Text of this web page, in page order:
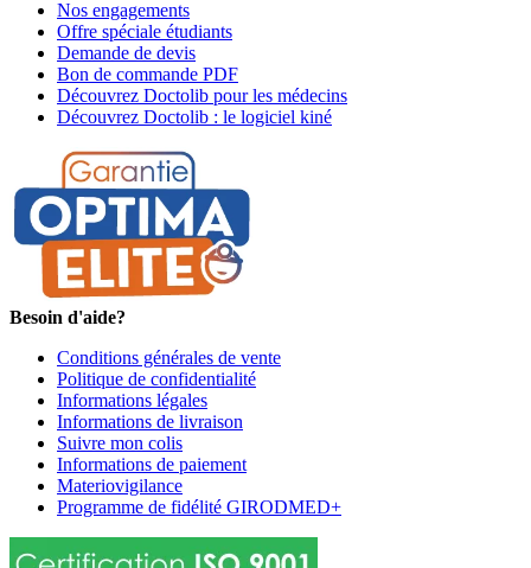
Nos engagements
Offre spéciale étudiants
Demande de devis
Bon de commande PDF
Découvrez Doctolib pour les médecins
Découvrez Doctolib : le logiciel kiné
Besoin d'aide?
Conditions générales de vente
Politique de confidentialité
Informations légales
Informations de livraison
Suivre mon colis
Informations de paiement
Materiovigilance
Programme de fidélité GIRODMED+